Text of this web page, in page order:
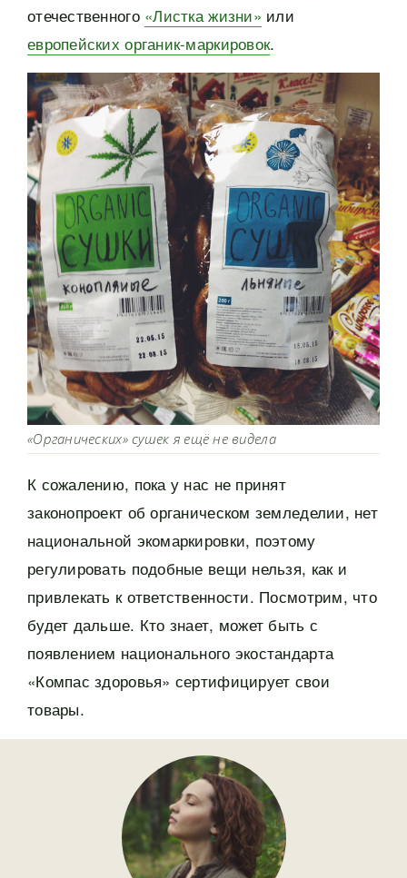
отечественного «Листка жизни» или
европейских органик-маркировок.
«Органических» сушек я ещё не видела
К сожалению, пока у нас не принят
законопроект об органическом земледелии, нет
национальной экомаркировки, поэтому
регулировать подобные вещи нельзя, как и
привлекать к ответственности. Посмотрим, что
будет дальше. Кто знает, может быть с
появлением национального экостандарта
«Компас здоровья» сертифицирует свои
товары.